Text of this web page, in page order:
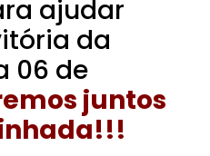
ajudar
da
06 de
juntos